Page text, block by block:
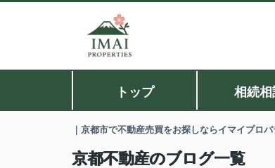
トップ 相続相
｜京都市で不動産売買をお探しならイマイプロ
京都不動産のブログ一覧